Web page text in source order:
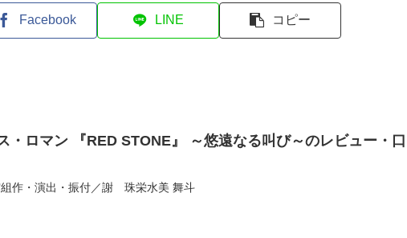
Facebook LINE コピー
・ロマン 『RED STONE』 ～悠遠なる叫び～のレビュー・口
作・演出・振付／謝 珠栄水美 舞斗